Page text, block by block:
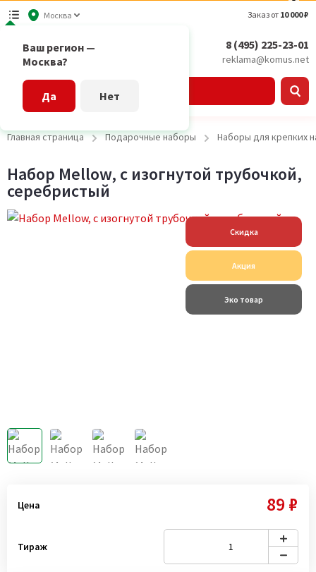
Москва
Ваш регион —
Москва?
Да Нет
Заказ от 10 000 ₽
8 (495) 225-23-01
reklama@komus.net
Главная страница Подарочные наборы Наборы для крепких
Набор Mellow, с изогнутой трубочкой,
серебристый
Скидка
Акция
Эко товар
Цена 89 ₽
Тираж